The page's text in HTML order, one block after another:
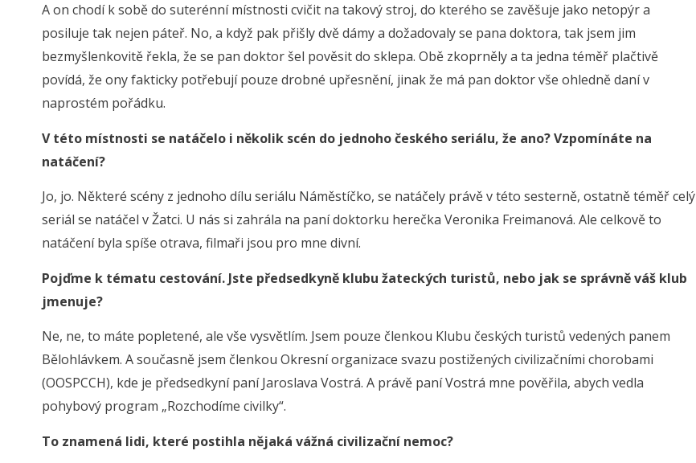
A on chodí k sobě do suterénní místnosti cvičit na takový stroj, do kterého se zavěšuje jako netopýr a
posiluje tak nejen páteř. No, a když pak přišly dvě dámy a dožadovaly se pana doktora, tak jsem jim
bezmyšlenkovitě řekla, že se pan doktor šel pověsit do sklepa. Obě zkoprněly a ta jedna téměř plačtivě
povídá, že ony fakticky potřebují pouze drobné upřesnění, jinak že má pan doktor vše ohledně daní v
naprostém pořádku.
V této místnosti se natáčelo i několik scén do jednoho českého seriálu, že ano? Vzpomínáte na
natáčení?
Jo, jo. Některé scény z jednoho dílu seriálu Náměstíčko, se natáčely právě v této sesterně, ostatně téměř celý
seriál se natáčel v Žatci. U nás si zahrála na paní doktorku herečka Veronika Freimanová. Ale celkově to
natáčení byla spíše otrava, filmaři jsou pro mne divní.
Pojďme k tématu cestování. Jste předsedkyně klubu žateckých turistů, nebo jak se správně váš klub
jmenuje?
Ne, ne, to máte popletené, ale vše vysvětlím. Jsem pouze členkou Klubu českých turistů vedených panem
Bělohlávkem. A současně jsem členkou Okresní organizace svazu postižených civilizačními chorobami
(OOSPCCH), kde je předsedkyní paní Jaroslava Vostrá. A právě paní Vostrá mne pověřila, abych vedla
pohybový program „Rozchodíme civilky“.
To znamená lidi, které postihla nějaká vážná civilizační nemoc?